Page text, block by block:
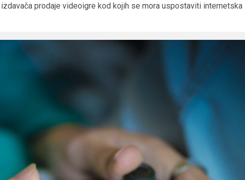
prodaje videoigre kod kojih se mora uspostaviti internetska